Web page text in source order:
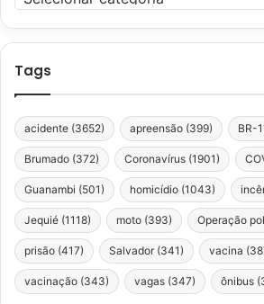
Tags
acidente (3652) apreensão (399) BR-
Brumado (372) Coronavírus (1901)
Guanambi (501) homicídio (1043)
Jequié (1118) moto (393) Operação
prisão (417) Salvador (341) vacina
vacinação (343) vagas (347) ônibus